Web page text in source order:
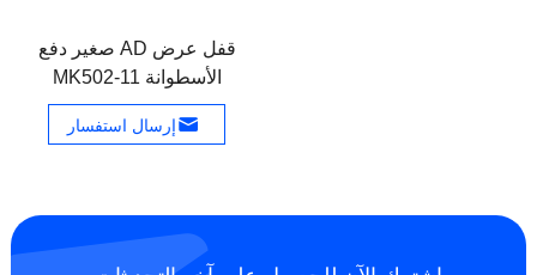
قفل عرض AD صغير دفع
الأسطوانة MK502-11
إرسال استفسار